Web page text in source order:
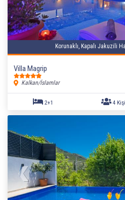
Korunaklı, Kapalı Jakuzili
Villa Magrip
Kalkan/İslamlar